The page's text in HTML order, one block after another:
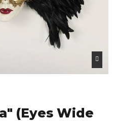
(Eyes Wide